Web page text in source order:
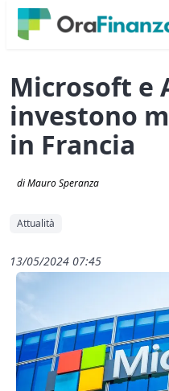
Microsoft e
investono
in Francia
di Mauro Speranza
Attualità
13/05/2024 07:45